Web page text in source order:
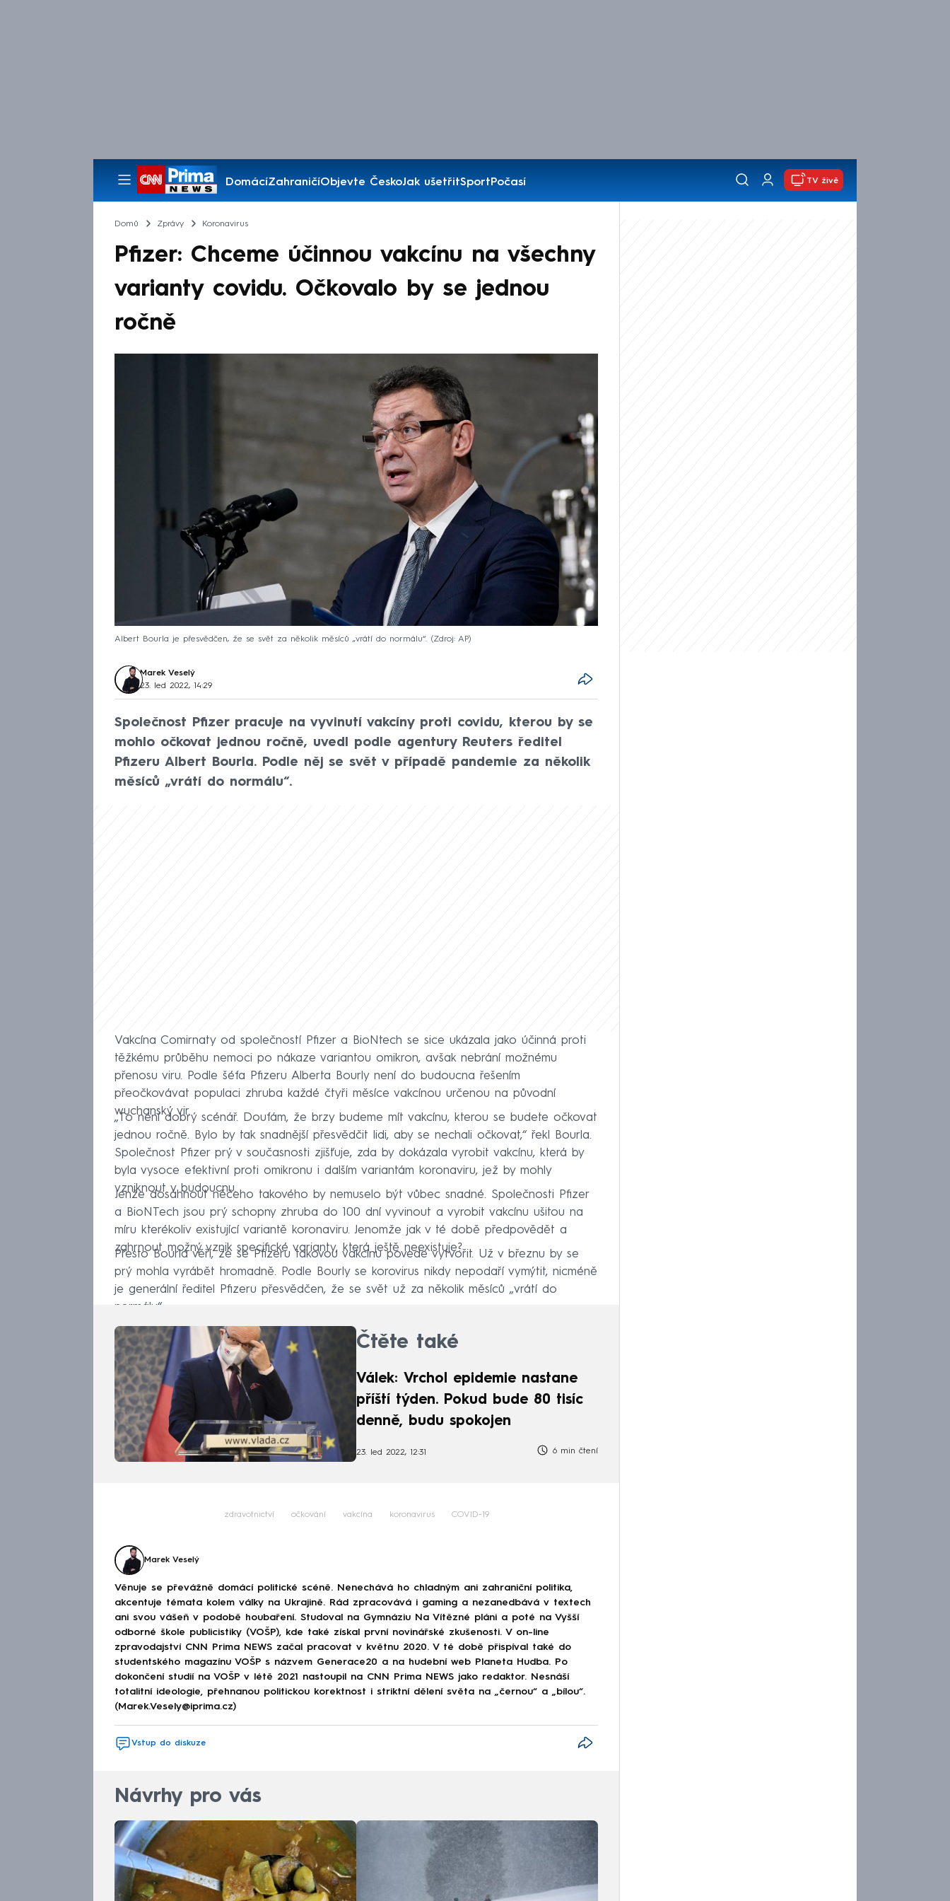
DomácíZahraničíObjevte ČeskoJak ušetřitSportPočasí
Pořady
TV živě
Domů Zprávy Koronavirus
Pfizer: Chceme účinnou vakcínu na všechny
varianty covidu. Očkovalo by se jednou
ročně
Albert Bourla je přesvědčen, že se svět za několik měsíců „vrátí do normálu“. Zdroj: AP
Marek Veselý
23. led 2022, 14:29
Společnost Pfizer pracuje na vyvinutí vakcíny proti covidu, kterou by se
mohlo očkovat jednou ročně, uvedl podle agentury Reuters ředitel
Pfizeru Albert Bourla. Podle něj se svět v případě pandemie za několik
měsíců „vrátí do normálu“.
Vakcína Comirnaty od společností Pfizer a BioNtech se sice ukázala jako účinná proti
těžkému průběhu nemoci po nákaze variantou omikron, avšak nebrání možnému
přenosu viru. Podle šéfa Pfizeru Alberta Bourly není do budoucna řešením
přeočkovávat populaci zhruba každé čtyři měsíce vakcínou určenou na původní
wuchanský vir.
„To není dobrý scénář. Doufám, že brzy budeme mít vakcínu, kterou se budete očkovat
jednou ročně. Bylo by tak snadnější přesvědčit lidi, aby se nechali očkovat,“ řekl Bourla.
Společnost Pfizer prý v současnosti zjišťuje, zda by dokázala vyrobit vakcínu, která by
byla vysoce efektivní proti omikronu i dalším variantám koronaviru, jež by mohly
vzniknout v budoucnu.
Jenže dosáhnout něčeho takového by nemuselo být vůbec snadné. Společnosti Pfizer
a BioNTech jsou prý schopny zhruba do 100 dní vyvinout a vyrobit vakcínu ušitou na
míru kterékoliv existující variantě koronaviru. Jenomže jak v té době předpovědět a
zahrnout možný vznik specifické varianty, která ještě neexistuje?
Přesto Bourla věří, že se Pfizeru takovou vakcínu povede vytvořit. Už v březnu by se
prý mohla vyrábět hromadně. Podle Bourly se korovirus nikdy nepodaří vymýtit, nicméně
je generální ředitel Pfizeru přesvědčen, že se svět už za několik měsíců „vrátí do
normálu“.
Čtěte také
Válek: Vrchol epidemie nastane
příští týden. Pokud bude 80 tisíc
denně, budu spokojen
23. led 2022, 12:31 6 min čtení
zdravotnictví očkování vakcína koronavirus COVID-19
Marek Veselý
Věnuje se převážně domácí politické scéně. Nenechává ho chladným ani zahraniční politika,
akcentuje témata kolem války na Ukrajině. Rád zpracovává i gaming a nezanedbává v textech
ani svou vášeň v podobě houbaření. Studoval na Gymnáziu Na Vítězné pláni a poté na Vyšší
odborné škole publicistiky (VOŠP), kde také získal první novinářské zkušenosti. V on-line
zpravodajství CNN Prima NEWS začal pracovat v květnu 2020. V té době přispíval také do
studentského magazínu VOŠP s názvem Generace20 a na hudební web Planeta Hudba. Po
dokončení studií na VOŠP v létě 2021 nastoupil na CNN Prima NEWS jako redaktor. Nesnáší
totalitní ideologie, přehnanou politickou korektnost i striktní dělení světa na „černou“ a „bílou“.
(Marek.Vesely@iprima.cz)
Vstup do diskuze
Návrhy pro vás